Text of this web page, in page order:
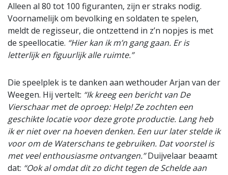
Alleen al 80 tot 100 figuranten, zijn er straks nodig.
Voornamelijk om bevolking en soldaten te spelen,
meldt de regisseur, die ontzettend in z’n nopjes is met
de speellocatie. “Hier kan ik m’n gang gaan. Er is
letterlijk en figuurlijk alle ruimte.”
Die speelplek is te danken aan wethouder Arjan van der
Weegen. Hij vertelt: “Ik kreeg een bericht van De
Vierschaar met de oproep: Help! Ze zochten een
geschikte locatie voor deze grote productie. Lang heb
ik er niet over na hoeven denken. Een uur later stelde ik
voor om de Waterschans te gebruiken. Dat voorstel is
met veel enthousiasme ontvangen.”Duijvelaar beaamt
dat: “Ook al omdat dit zo dicht tegen de Schelde aan